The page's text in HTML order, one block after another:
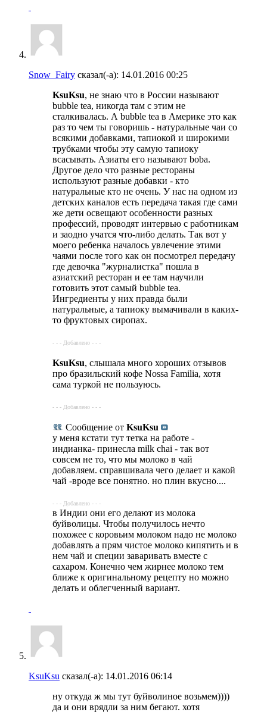
Snow_Fairy сказал(-а): 14.01.2016 00:25
KsuKsu, не знаю что в России называют
bubble tea, никогда там с этим не
сталкивалась. А bubble tea в Америке это как
раз то чем ты говоришь - натуральные чаи со
всякими добавками, тапиокой и широкими
трубками чтобы эту самую тапиоку
всасывать. Азиаты его называют boba.
Другое дело что разные рестораны
используют разные добавки - кто
натуральные кто не очень. У нас на одном из
детских каналов есть передача такая где сами
же дети освещают особенности разных
профессий, проводят интервью с работникам
и заодно учатся что-либо делать. Так вот у
моего ребенка началось увлечение этими
чаями после того как он посмотрел передачу
где девочка "журналистка" пошла в
азиатский ресторан и ее там научили
готовить этот самый bubble tea.
Ингредиенты у них правда были
натуральные, а тапиоку вымачивали в каких-
то фруктовых сиропах.
- - - Добавлено - - -
KsuKsu, слышала много хороших отзывов
про бразильский кофе Nossa Familia, хотя
сама туркой не пользуюсь.
- - - Добавлено - - -
Сообщение от KsuKsu
у меня кстати тут тетка на работе -
индианка- принесла milk chai - так вот
совсем не то, что мы молоко в чай
добавляем. справшивала чего делает и какой
чай -вроде все понятно. но плин вкусно....
- - - Добавлено - - -
в Индии они его делают из молока
буйволицы. Чтобы получилось нечто
похожее с коровьим молоком надо не молоко
добавлять а прям чистое молоко кипятить и в
нем чай и специи заваривать вместе с
сахаром. Конечно чем жирнее молоко тем
ближе к оригинальному рецепту но можно
делать и облегченный вариант.
KsuKsu сказал(-а): 14.01.2016 06:14
ну откуда ж мы тут буйволиное возьмем))))
да и они врядли за ним бегают. хотя